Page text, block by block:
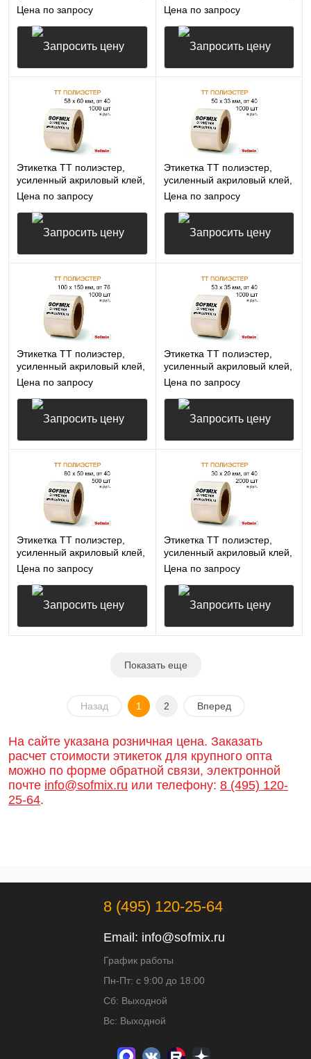
60*12мм, 1000 в рул, вт40,
16412
Цена по запросу
Запросить цену
диаметр 18мм, 1000 в рул,
вт40, 16412
Цена по запросу
Запросить цену
Этикетка ТТ полиэстер,
усиленный акриловый клей,
58*60мм, 1000 в рул, вт40,
16412
Цена по запросу
Запросить цену
Этикетка ТТ полиэстер,
усиленный акриловый клей,
50*33мм, 1000 в рул, вт40,
16412
Цена по запросу
Запросить цену
Этикетка ТТ полиэстер,
усиленный акриловый клей,
100*150мм, 1000 в рул,
вт76, 16412
Цена по запросу
Запросить цену
Этикетка ТТ полиэстер,
усиленный акриловый клей,
53*35мм, 1000 в рул, вт40,
16412
Цена по запросу
Запросить цену
Этикетка ТТ полиэстер,
усиленный акриловый клей,
80*50мм, 500 в рул, вт40,
16412
Цена по запросу
Этикетка ТТ полиэстер,
усиленный акриловый клей,
30*20мм, 2000 в рул, вт40,
16412
Цена по запросу
Показать еще
Назад 1 2 Вперед
На сайте указана розничная цена. Заказать
расчет стоимости этикеток для крупного опта
можно по форме обратной связи, электронной
почте info@sofmix.ru или телефону: 8 (495) 120-
25-64.
8 (495) 120-25-64
Email: info@sofmix.ru
График работы
Пн-Пт: с 9:00 до 18:00
Сб: Выходной
Вс: Выходной